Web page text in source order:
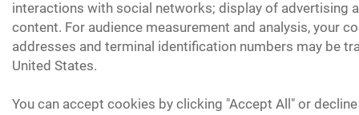
interactions with social networks; display of advertising
content. For audience measurement and analysis, your
addresses and terminal identification numbers may be
United States.
You can accept cookies by clicking "Accept All" or